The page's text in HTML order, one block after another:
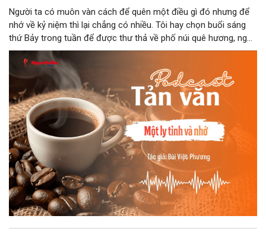
Người ta có muôn vàn cách để quên một điều gì đó nhưng để
nhớ về kỷ niệm thì lại chẳng có nhiều. Tôi hay chọn buổi sáng
thứ Bảy trong tuần để được thư thả về phố núi quê hương, ngồi
đợi giọt đắng của đất đai, mưa nắng điểm từng nhịp xuống
chiếc ly sứ như đợi thời gian mở cánh cửa diệu kì của mình.